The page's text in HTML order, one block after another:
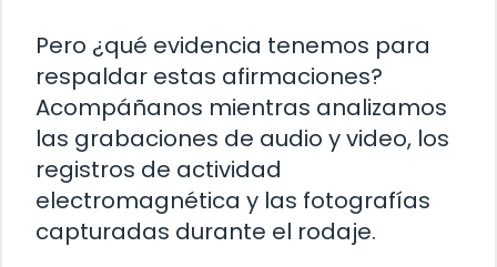
Pero ¿qué evidencia tenemos para
respaldar estas afirmaciones?
Acompáñanos mientras analizamos
las grabaciones de audio y video, los
registros de actividad
electromagnética y las fotografías
capturadas durante el rodaje.